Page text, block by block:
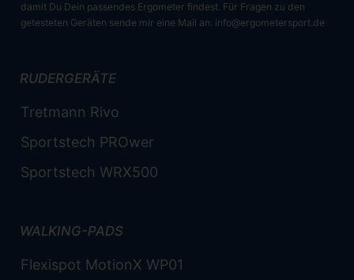
damit Du Dein passendes Ergometer findest. Für Fragen zu den
getesteten Geräten sende mir eine Mail an: info@ergometersport.de
RUDERGERÄTE
Tretmann Rivo
Sportstech PROwer
Sportstech WRX500
WALKING-PADS
Flexispot MotionX WP01